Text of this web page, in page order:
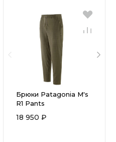
Брюки Patagonia M's
R1 Pants
18 950 ₽